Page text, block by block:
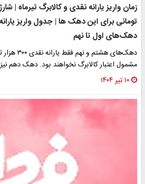
تومانی برای این دهک ها | جدول واریز
دهک‌های اول تا نهم
دهک‌های
مشمول اعتبار کالابرگ نخواهند بود. دهک دهم
۱۰ تیر ۱۴۰۴